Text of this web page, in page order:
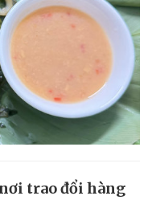
trao đổi hàng